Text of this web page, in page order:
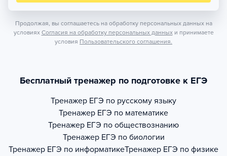
Продолжая, вы соглашаетесь на обработку персональных данных на
условиях Согласия на обработку персональных данных и принимаете
условия Пользовательского соглашения.
Бесплатный тренажер по подготовке к ЕГЭ
Тренажер ЕГЭ по русскому языку
Тренажер ЕГЭ по математике
Тренажер ЕГЭ по обществознанию
Тренажер ЕГЭ по биологии
Тренажер ЕГЭ по информатикеТренажер ЕГЭ по физике